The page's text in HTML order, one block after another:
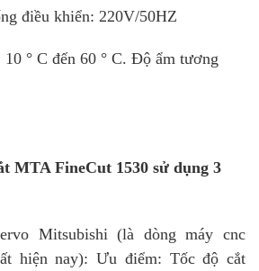
điều khiển: 220V/50HZ
° C đến 60 ° C. Độ ẩm tương
MTA FineCut 1530 sử dụng 3
Mitsubishi (là dòng máy cnc
hiện nay): Ưu điểm: Tốc độ cắt